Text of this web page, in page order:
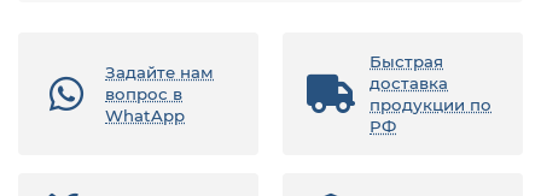
Задайте нам
вопрос в
WhatApp
Быстрая
доставка
продукции по
РФ